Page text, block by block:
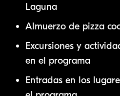
Laguna
Almuerzo de pizza
Excursiones y
en el programa
Entradas en los